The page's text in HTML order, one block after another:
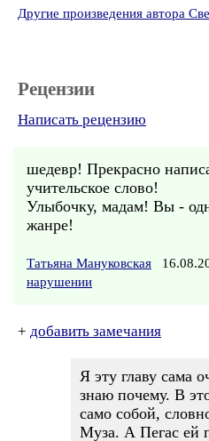
Другие произведения автора
Рецензии
Написать рецензию
шедевр! Прекрасно
учительское слово!
Улыбочку, мадам! Вы -
жанре!
Татьяна Мануковская
нарушении
+ добавить замечания
Я эту главу сама
знаю почему. В
само собой,
Муза. А Пегас ей